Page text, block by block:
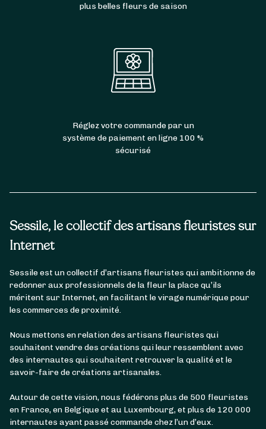
Sessile, le collectif des artisans fleuristes sur
Internet
Sessile est un collectif d’artisans fleuristes qui ambitionne de
redonner aux professionnels de la fleur la place qu’ils
méritent sur Internet, en facilitant le virage numérique pour
les commerces de proximité.
Nous mettons en relation des artisans fleuristes qui
souhaitent vendre des créations qui leur ressemblent avec
des internautes qui souhaitent retrouver la qualité et le
savoir-faire de créations artisanales.
Autour de cette vision, nous fédérons plus de 500 fleuristes
en France, en Belgique et au Luxembourg, et plus de 120 000
internautes ayant passé commande chez l’un d’eux.
plus belles fleurs de saison
Réglez votre commande par un
système de paiement en ligne 100 %
sécurisé